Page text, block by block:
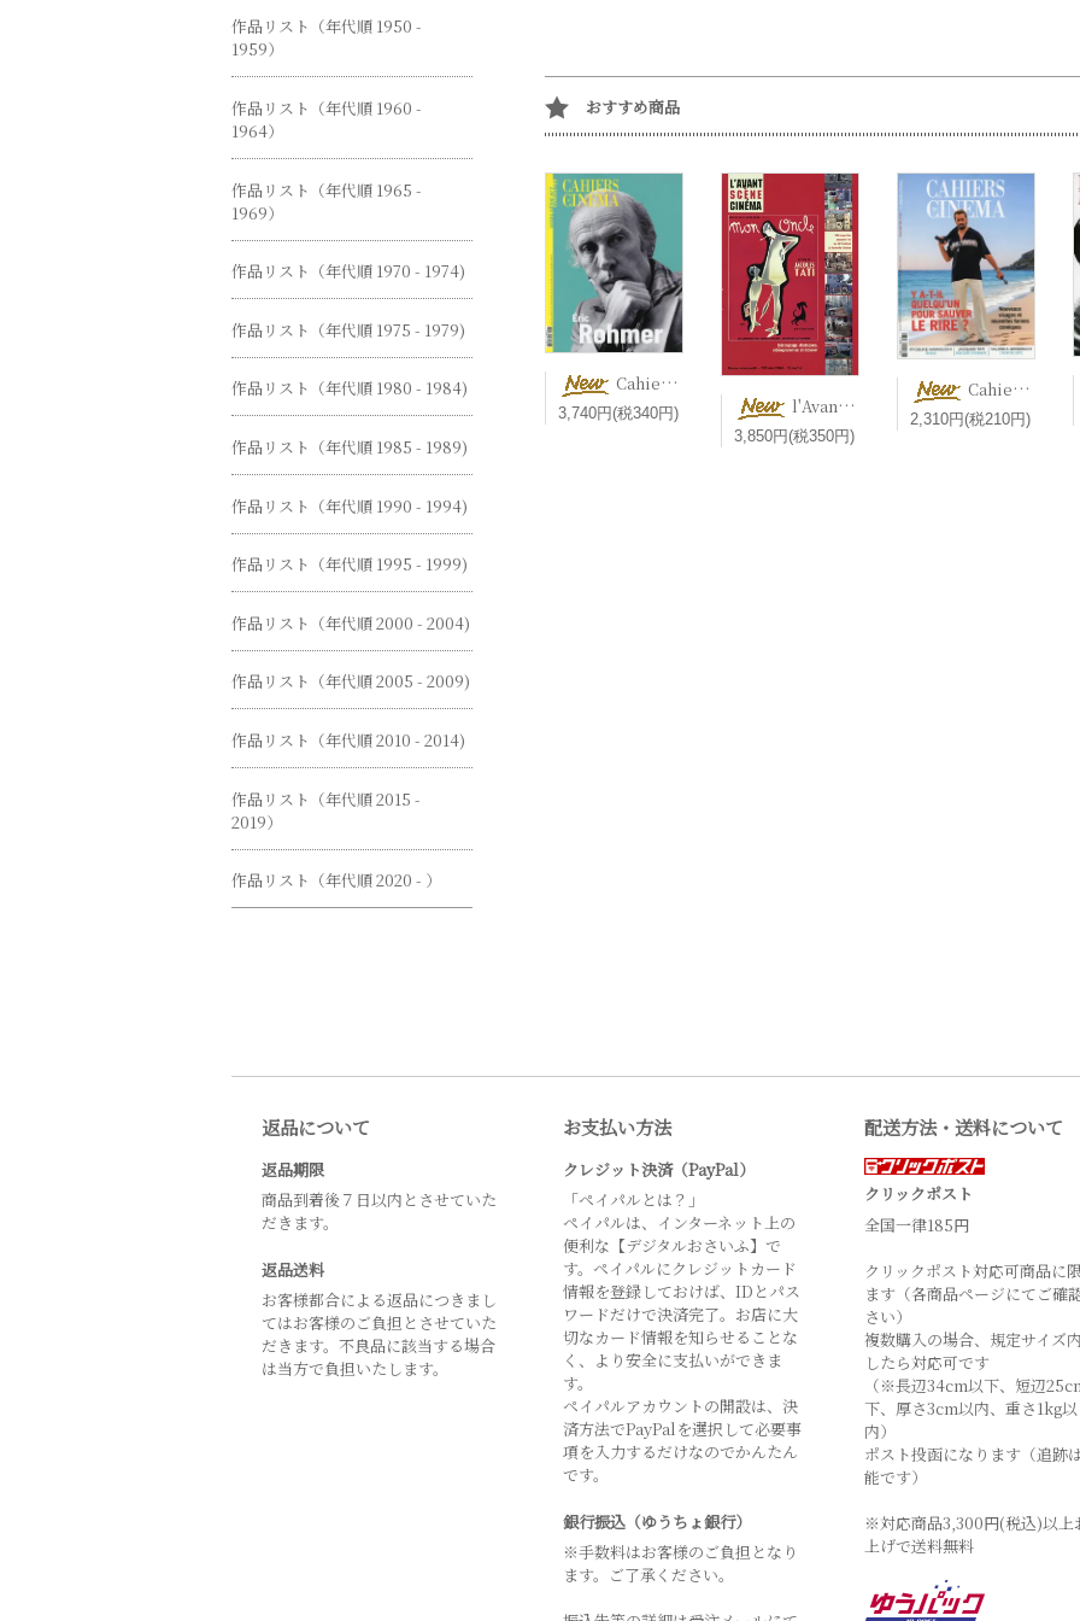
おすすめ商品
Cahiers du cinéma Hors-série Cinéaste N°7 Éric Rohmer 【新刊】 エリック・ロメール特集号
3,740円(税340円) l'Avant-Scène Cinéma n° 733 Mon oncle ぼくの伯父さん【新刊】 Jacques Tati ジャック・タチ
3,850円(税350円)
Cahiers du cinéma n° 833【新刊】 Y a-t-il quelqu’un pour sauver le rire ? コメディ映画
2,310円(税210円)
作品リスト（年代順 1950 -
1959）
作品リスト（年代順 1960 -
1964）
作品リスト（年代順 1965 -
1969）
作品リスト（年代順 1970 - 1974)
作品リスト（年代順 1975 - 1979)
作品リスト（年代順 1980 - 1984)
作品リスト（年代順 1985 - 1989)
作品リスト（年代順 1990 - 1994)
作品リスト（年代順 1995 - 1999)
作品リスト（年代順 2000 - 2004)
作品リスト（年代順 2005 - 2009)
作品リスト（年代順 2010 - 2014)
作品リスト（年代順 2015 -
2019）
作品リスト（年代順 2020 - ）
返品について
返品期限
商品到着後７日以内とさせていた
だきます。
返品送料
お客様都合による返品につきまし
てはお客様のご負担とさせていた
だきます。不良品に該当する場合
は当方で負担いたします。
お支払い方法
クレジット決済（PayPal）
「ペイパルとは？」
ペイパルは、インターネット上の
便利な【デジタルおさいふ】で
す。ペイパルにクレジットカード
情報を登録しておけば、IDとパス
ワードだけで決済完了。お店に大
切なカード情報を知らせることな
く、より安全に支払いができま
す。
ペイパルアカウントの開設は、決
済方法でPayPalを選択して必要事
項を入力するだけなのでかんたん
です。
銀行振込（ゆうちょ銀行）
※手数料はお客様のご負担となり
ます。ご了承ください。
配送方法・送料について
クリックポスト
全国一律185円
クリックポスト対応可商品に
ます（各商品ページにてご確
さい）
複数購入の場合、規定サイズ
したら対応可です
（※長辺34cm以下、短辺
下、厚さ3cm以内、重さ1kg以
内）
ポスト投函になります（追跡
能です）
※対応商品3,300円(税込)以上
上げで送料無料